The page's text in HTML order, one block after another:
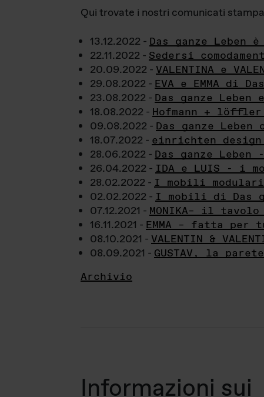
Qui trovate i nostri comunicati
13.12.2022 - Das ganze
22.11.2022 - Sedersi
20.09.2022 - VALENTINA e
29.08.2022 - EVA e EMMA di
23.08.2022 - Das ganze
18.08.2022 - Hofmann +
09.08.2022 - Das ganze
18.07.2022 - einrichten
28.06.2022 - Das ganze
26.04.2022 - IDA e LUIS - i
28.02.2022 - I mobili modulari
02.02.2022 - I mobili di Das
07.12.2021 - MONIKA– il
16.11.2021 - EMMA – fatta
08.10.2021 - VALENTIN &
08.09.2021 - GUSTAV, la
Archivio
Informazioni sui